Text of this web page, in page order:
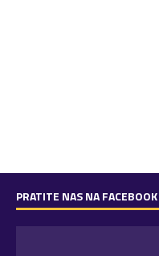
PRATITE NAS NA FACEBOOK